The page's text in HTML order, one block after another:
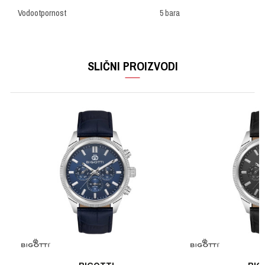
Vodootpornost 5 bara
SLIČNI PROIZVODI